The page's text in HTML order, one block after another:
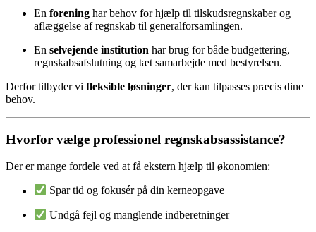
En forening har behov for hjælp til tilskudsregnskaber og
aflæggelse af regnskab til generalforsamlingen.
En selvejende institution har brug for både budgettering,
regnskabsafslutning og tæt samarbejde med bestyrelsen.
Derfor tilbyder vi fleksible løsninger, der kan tilpasses præcis dine
behov.
Hvorfor vælge professionel regnskabsassistance?
Der er mange fordele ved at få ekstern hjælp til økonomien:
Spar tid og fokusér på din kerneopgave
Undgå fejl og manglende indberetninger